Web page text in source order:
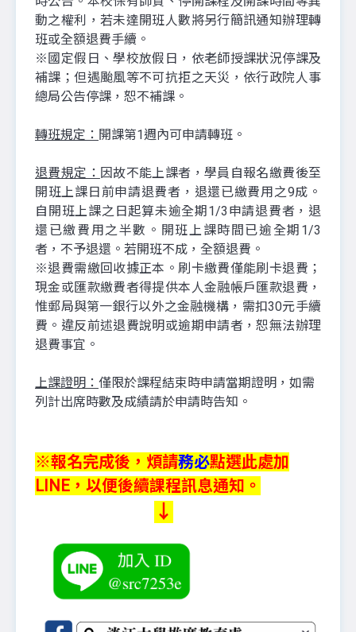
動之權利，若未達開班人數將另行簡訊通知辦理轉
班或全額退費手續。
※國定假日、學校放假日，依老師授課狀況停課及
補課；但遇颱風等不可抗拒之天災，依行政院人事
總局公告停課，恕不補課。
轉班規定： 開課第1週內可申請轉班。
退費規定： 因故不能上課者，學員自報名繳費後至
開班上課日前申請退費者，退還已繳費用之9成。
自開班上課之日起算未逾全期1/3申請退費者，退
還已繳費用之半數。開班上課時間已逾全期1/3
者，不予退還。若開班不成，全額退費。
※退費需繳回收據正本。刷卡繳費僅能刷卡退費；
現金或匯款繳費者得提供本人金融帳戶匯款退費，
惟郵局與第一銀行以外之金融機構，需扣30元手續
費。違反前述退費說明或逾期申請者，恕無法辦理
退費事宜。
上課證明： 僅限於課程結束時申請當期證明，如需
列計出席時數及成績請於申請時告知。
※報名完成後，煩請務必點選此處加
LINE，以便後續課程訊息通知。
↓